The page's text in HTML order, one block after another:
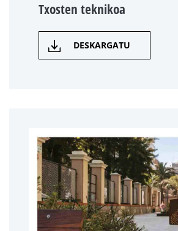
Txosten teknikoa
DESKARGATU